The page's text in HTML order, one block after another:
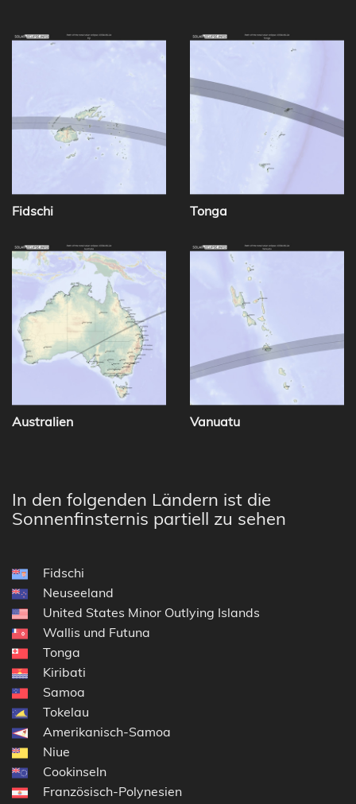
Fidschi Tonga
Australien Vanuatu
In den folgenden Ländern ist die
Sonnenfinsternis partiell zu sehen
Fidschi
Neuseeland
United States Minor Outlying Islands
Wallis und Futuna
Tonga
Kiribati
Samoa
Tokelau
Amerikanisch-Samoa
Niue
Cookinseln
Französisch-Polynesien